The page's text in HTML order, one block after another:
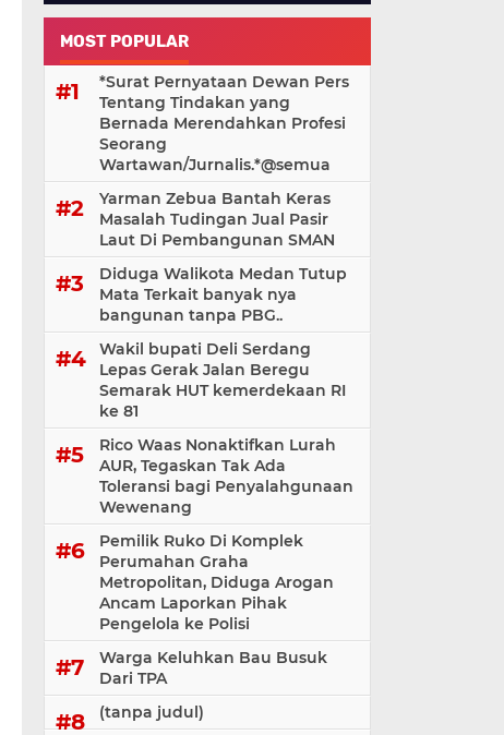
MOST POPULAR
*Surat Pernyataan Dewan Pers
Tentang Tindakan yang
Bernada Merendahkan Profesi
Seorang
Wartawan/Jurnalis.*@⁨semua
Yarman Zebua Bantah Keras
Masalah Tudingan Jual Pasir
Laut Di Pembangunan SMAN
Diduga Walikota Medan Tutup
Mata Terkait banyak nya
bangunan tanpa PBG..
Wakil bupati Deli Serdang
Lepas Gerak Jalan Beregu
Semarak HUT kemerdekaan RI
ke 81
Rico Waas Nonaktifkan Lurah
AUR, Tegaskan Tak Ada
Toleransi bagi Penyalahgunaan
Wewenang
Pemilik Ruko Di Komplek
Perumahan Graha
Metropolitan, Diduga Arogan
Ancam Laporkan Pihak
Pengelola ke Polisi
Warga Keluhkan Bau Busuk
Dari TPA
(tanpa judul)